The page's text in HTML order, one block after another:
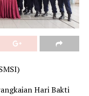
Hari Bakti